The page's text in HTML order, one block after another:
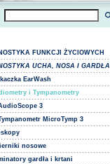
FUNKCJI ŻYCIOWYCH
UCHA, NOSA I GARDŁA
EarWash
i Tympanometry
3
MicroTymp 3
nosowe
gardła i krtani